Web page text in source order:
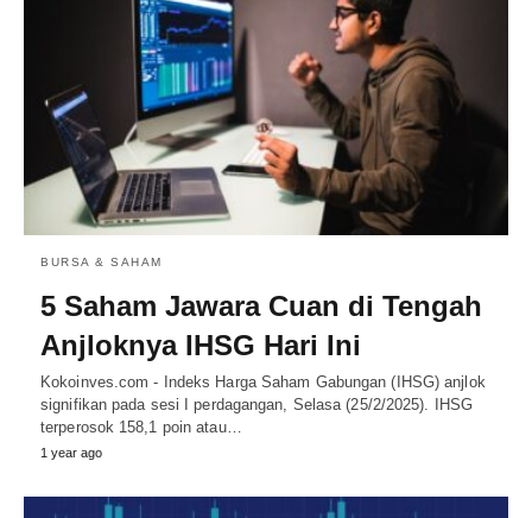
BURSA & SAHAM
5 Saham Jawara Cuan di Tengah
Anjloknya IHSG Hari Ini
Kokoinves.com - Indeks Harga Saham Gabungan (IHSG) anjlok
signifikan pada sesi I perdagangan, Selasa (25/2/2025). IHSG
terperosok 158,1 poin atau…
1 year ago